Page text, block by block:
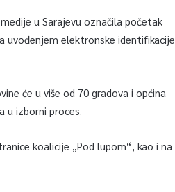
u Sarajevu označila početak
uvođenjem elektronske identifikacije
će u više od 70 gradova i općina
u izborni proces.
koalicije „Pod lupom“, kao i na